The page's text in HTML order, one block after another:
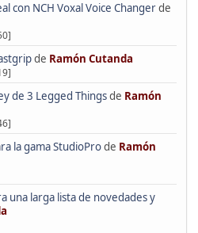
con NCH Voxal Voice Changerde
de Ramón Cutanda
de 3 Legged Thingsde Ramón
la gama StudioProde Ramón
una larga lista de novedades y